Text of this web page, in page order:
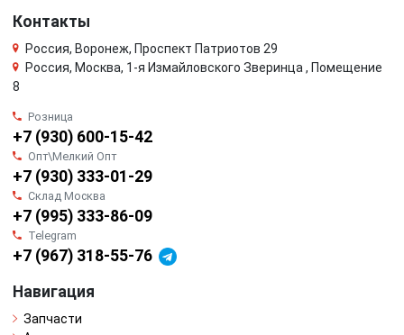
Контакты
Россия, Воронеж, Проспект Патриотов 29
Россия, Москва, 1-я Измайловского Зверинца , Помещение
8
Розница
+7 (930) 600-15-42
Опт\Мелкий Опт
+7 (930) 333-01-29
Склад Москва
+7 (995) 333-86-09
Telegram
+7 (967) 318-55-76
Навигация
Запчасти